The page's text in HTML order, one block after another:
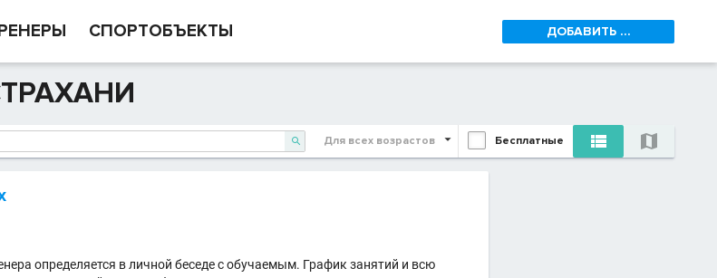
СПОРТОБЪЕКТЫ ДОБАВИТЬ ...
 Для всех возрастов Бесплатные  
определяется в личной беседе с обучаемым. График занятий и всю